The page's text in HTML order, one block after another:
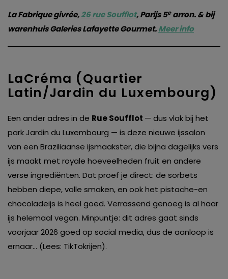
La Fabrique givrée,26 rue Soufflot, Parijs 5earron. & bij
warenhuis Galeries Lafayette Gourmet.Meer info
LaCréma (Quartier
Latin/Jardin du Luxembourg)
Een ander adres in de Rue Soufflot — dus vlak bij het
park Jardin du Luxembourg — is deze nieuwe ijssalon
van een Braziliaanse ijsmaakster, die bijna dagelijks vers
ijs maakt met royale hoeveelheden fruit en andere
verse ingrediënten. Dat proef je direct: de sorbets
hebben diepe, volle smaken, en ook het pistache-en
chocoladeijs is heel goed. Verrassend genoeg is al haar
ijs helemaal vegan. Minpuntje: dit adres gaat sinds
voorjaar 2026 goed op social media, dus de aanloop is
ernaar… (Lees: TikTokrijen).